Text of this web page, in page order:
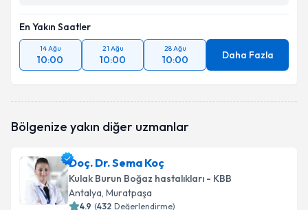
En Yakın Saatler
14 Ağu
10:00
21 Ağu
10:00
28 Ağu
10:00 Daha Fazla
Bölgenize yakın diğer uzmanlar
Doç. Dr. Sema Koç
Kulak Burun Boğaz hastalıkları - KBB
Antalya, Muratpaşa
4.9 (432 Değerlendirme)